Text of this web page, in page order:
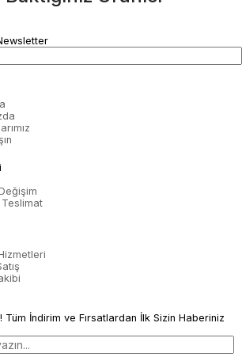
Tüm İndirim ve Fırsatlardan İlk Sizin Haberiniz